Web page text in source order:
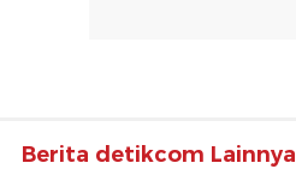
Berita detikcom Lainnya